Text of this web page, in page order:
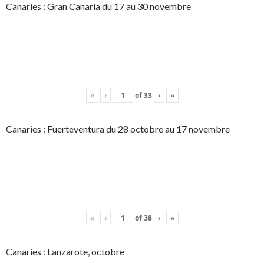
Canaries : Gran Canaria du 17 au 30 novembre
« ‹ of33 › »
Canaries : Fuerteventura du 28 octobre au 17 novembre
« ‹ of38 › »
Canaries : Lanzarote, octobre